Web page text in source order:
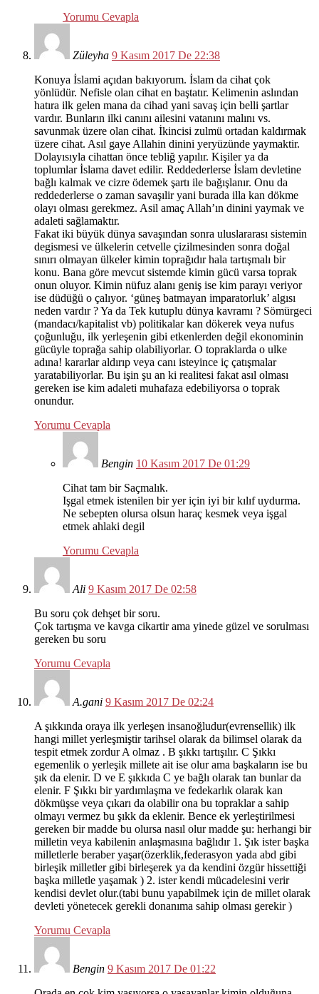
Yorumu Cevapla
Züleyha 9 Kasım 2017 De 22:38
Konuya İslami açıdan bakıyorum. İslam da cihat çok
yönlüdür. Nefisle olan cihat en baştatır. Kelimenin aslından
hatıra ilk gelen mana da cihad yani savaş için belli şartlar
vardır. Bunların ilki canını ailesini vatanını malını vs.
savunmak üzere olan cihat. İkincisi zulmü ortadan kaldırmak
üzere cihat. Asıl gaye Allahin dinini yeryüzünde yaymaktir.
Dolayısıyla cihattan önce tebliğ yapılır. Kişiler ya da
toplumlar İslama davet edilir. Reddederlerse İslam devletine
bağlı kalmak ve cizre ödemek şartı ile bağışlanır. Onu da
reddederlerse o zaman savaşılir yani burada illa kan dökme
olayı olması gerekmez. Asil amaç Allah’ın dinini yaymak ve
adaleti sağlamaktır.
Fakat iki büyük dünya savaşından sonra uluslararası sistemin
degismesi ve ülkelerin cetvelle çizilmesinden sonra doğal
sınırı olmayan ülkeler kimin toprağıdır hala tartışmalı bir
konu. Bana göre mevcut sistemde kimin gücü varsa toprak
onun oluyor. Kimin nüfuz alanı geniş ise kim parayı veriyor
ise düdüğü o çalıyor. ‘güneş batmayan imparatorluk’ algısı
neden vardır ? Ya da Tek kutuplu dünya kavramı ? Sömürgeci
(mandacı/kapitalist vb) politikalar kan dökerek veya nufus
çoğunluğu, ilk yerleşenin gibi etkenlerden değil ekonominin
gücüyle toprağa sahip olabiliyorlar. O topraklarda o ulke
adına! kararlar aldırıp veya canı isteyince iç çatışmalar
yaratabiliyorlar. Bu işin şu an ki realitesi fakat asıl olması
gereken ise kim adaleti muhafaza edebiliyorsa o toprak
onundur.
Yorumu Cevapla
Bengin 10 Kasım 2017 De 01:29
Cihat tam bir Saçmalık.
Işgal etmek istenilen bir yer için iyi bir kılıf uydurma.
Ne sebepten olursa olsun haraç kesmek veya işgal
etmek ahlaki degil
Yorumu Cevapla
Ali 9 Kasım 2017 De 02:58
Bu soru çok dehşet bir soru.
Çok tartışma ve kavga cikartir ama yinede güzel ve sorulması
gereken bu soru
Yorumu Cevapla
A.gani 9 Kasım 2017 De 02:24
A şıkkında oraya ilk yerleşen insanoğludur(evrensellik) ilk
hangi millet yerleşmiştir tarihsel olarak da bilimsel olarak da
tespit etmek zordur A olmaz . B şıkkı tartışılır. C Şıkkı
egemenlik o yerleşik millete ait ise olur ama başkaların ise bu
şık da elenir. D ve E şıkkıda C ye bağlı olarak tan bunlar da
elenir. F Şıkkı bir yardımlaşma ve fedekarlık olarak kan
dökmüşse veya çıkarı da olabilir ona bu topraklar a sahip
olmayı vermez bu şıkk da eklenir. Bence ek yerleştirilmesi
gereken bir madde bu olursa nasıl olur madde şu: herhangi bir
milletin veya kabilenin anlaşmasına bağlıdır 1. Şık ister başka
milletlerle beraber yaşar(özerklik,federasyon yada abd gibi
birleşik milletler gibi birleşerek ya da kendini özgür hissettiği
başka milletle yaşamak ) 2. ister kendi mücadelesini verir
kendisi devlet olur.(tabi bunu yapabilmek için de millet olarak
devleti yönetecek gerekli donanıma sahip olması gerekir )
Yorumu Cevapla
Bengin 9 Kasım 2017 De 01:22